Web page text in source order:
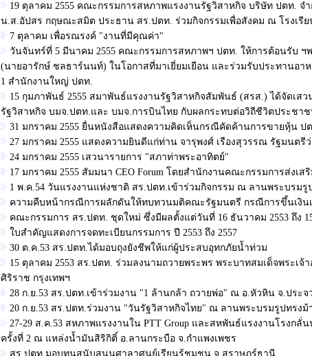
19 ตุลาคม 2555 คณะกรรมการสหภาพแรงงานรัฐวิสาหกิจ บริษัท ปตท.
น.ส.อัปสร กฤษณะสมิต ประธาน สร.ปตท. ร่วมกิจกรรมเพื่อสังคม ณ โรงเรี
7 ตุลาคม เพื่อรณรงค์ "งานที่มีคุ​ณค่า"
วันจันทร์ที่ 5 มีนาคม 2555 คณะกรรมการสหภาพฯ ปตท. ให้การต้อนรับ ฯ
(นายอารักษ์ ชลธาร์นนท์) ในโอกาสที่มาเยี่ยมเยือน และร่วมรับประทานอ
1 สำนักงานใหญ่ ปตท.
15 กุมภาพันธ์ 2555 สมาพันธ์แรงงานรัฐวิสาหกิจสัมพันธ์ (สรส.) ได้จัดเส
รัฐวิสาหกิจ บมจ.ปตท.และ บมจ.การบินไทย กับผลกระทบต่อวิถีชีวิตประชา
31 มกราคม 2555 ยื่นหนังสือแสดงความคิดเห็นกรณีคัดค้านการขายหุ้น ป
27 มกราคม 2555 แสดงความยินดีแก่ท่าน จารุพงศ์ เรืองสุวรรณ รัฐมนตรี
24 มกราคม 2555 เสวนารายการ "สภาท่าพระอาทิตย์"
17 มกราคม 2555 สัมมนา CEO Forum โดยสำนักงานคณะกรรมการส่งเส
1 พ.ค.54 วันแรงงานแห่งชาติ สร.ปตท.เข้าร่วมกิจกรรม ณ ลานพระบรมรู
ความคืบหน้ากรณีการผลักดันให้ทบทวนมติคณะรัฐมนตรี กรณีการขึ้นเงิน
คณะกรรมการ สร.ปตท. ชุดใหม่ ซึ่งมีผลตั้งแต่วันที่ 16 ธันวาคม 2553 ถึง
ใบสำคัญแสดงการจดทะเบียนกรรมการ ปี 2553 ถึง 2557
30 ต.ค.53 สร.ปตท.ได้มอบถุงยังชีพให้แก่ผู้ประสบอุทกภัยน้ำท่วม
15 ตุลาคม 2553 สร.ปตท. ร่วมลงนามถวายพระพร พระบาทสมเด็จพระเจ้
ศิริราช กรุงเทพฯ
28 ก.ย.53 สร.ปตท.เข้าร่วมงาน "1 ล้านกล้า ถวายพ่อ" ณ อ.หัวหิน จ.ประ
20 ก.ย.53 สร.ปตท.ร่วมงาน "วันรัฐวิสาหกิจไทย" ณ ลานพระบรมรูปทรงม้
27-29 ส.ค.53 สหภาพแรงงานใน PTT Group และสหพันธ์แรงงานโรงก
ครั้งที่ 2 ณ แหล่งน้ำมันสิริกิติ์ อ.ลานกระบือ จ.กำแพงเพชร
สร.ปตท.มอบทุนสนับสนุนศาลาศูนย์เรียนรู้ชุมชน จ.สุราษฎร์ธานี